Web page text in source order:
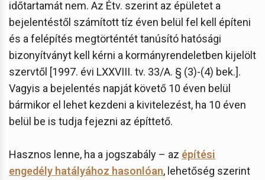
időtartamát nem. Az Étv. szerint az épületet a
bejelentéstől számított tíz éven belül fel kell építeni
és a felépítés megtörténtét tanúsító hatósági
bizonyítványt kell kérni a kormányrendeletben kijelölt
szervtől [1997. évi LXXVIII. tv. 33/A. § (3)-(4) bek.].
Vagyis a bejelentés napját követő 10 éven belül
bármikor el lehet kezdeni a kivitelezést, ha 10 éven
belül be is tudja fejezni az építtető.
Hasznos lenne, ha a jogszabály – az építési
engedély hatályához hasonlóan, lehetőség szerint